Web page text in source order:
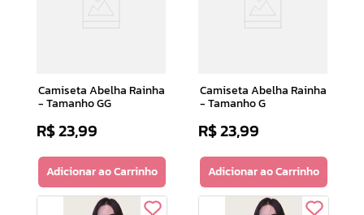
Camiseta Abelha Rainha
- Tamanho GG
R$23,99
Adicionar ao Carrinho
Camiseta Abelha Rainha
- Tamanho G
R$23,99
Adicionar ao Carrinho